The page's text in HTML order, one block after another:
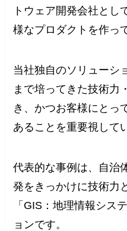
トウェア開発会社とし
様なプロダクトを作っ
当社独自のソリューシ
まで培ってきた技術力
き、かつお客様にとっ
あることを重要視して
代表的な事例は、自治
発をきっかけに技術力
「GIS：地理情報シス
ョンです。